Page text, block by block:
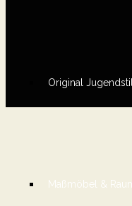
Original
Maßmöbel &